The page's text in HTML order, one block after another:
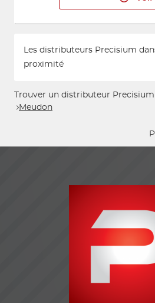
Les distributeurs Precisium
proximité
Trouver un distributeur Precisium
Meudon